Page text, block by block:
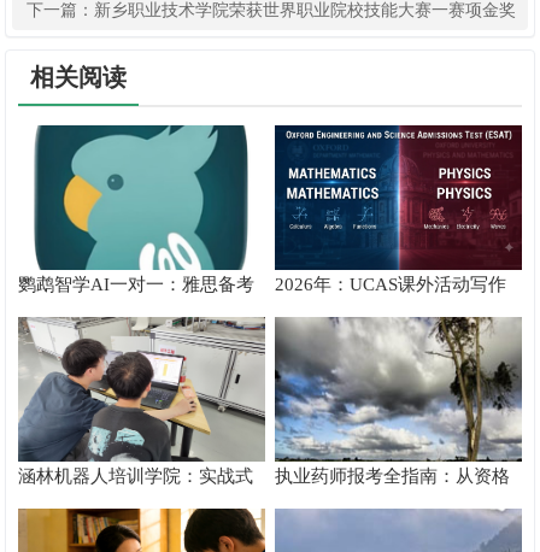
获佳绩
下一篇： 新乡职业技术学院荣获世界职业院校技能大赛一赛项金奖
相关阅读
鹦鹉智学AI一对一：雅思备考
真实提分测评
2026年：UCAS课外活动写作
攻略
涵林机器人培训学院：实战式
教学如何炼成
执业药师报考全指南：从资格
核验到备考落地完整手册